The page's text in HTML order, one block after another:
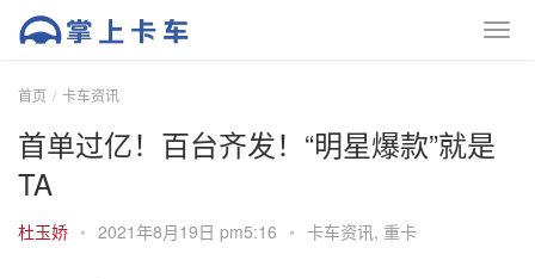
首页 卡车资讯
首单过亿！百台齐发！“明星爆款”就是
TA
杜玉娇 • 2021年8月19日 pm5:16 • 卡车资讯, 重卡